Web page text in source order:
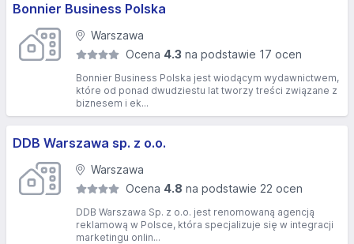
Bonnier Business Polska
Warszawa
Ocena 4.3 na podstawie 17 ocen
Bonnier Business Polska jest wiodącym wydawnictwem,
które od ponad dwudziestu lat tworzy treści związane z
biznesem i ek...
DDB Warszawa sp. z o.o.
Warszawa
Ocena 4.8 na podstawie 22 ocen
DDB Warszawa Sp. z o.o. jest renomowaną agencją
reklamową w Polsce, która specjalizuje się w integracji
marketingu onlin...